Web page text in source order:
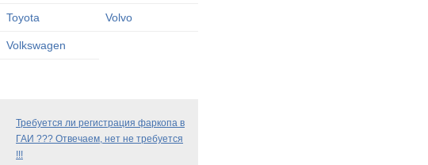
Toyota Volvo
Volkswagen
Требуется ли регистрация фаркопа в
ГАИ ??? Отвечаем, нет не требуется
!!!